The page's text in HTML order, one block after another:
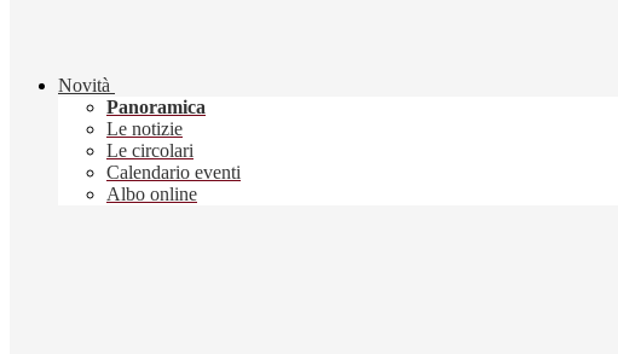
Novità
Panoramica
Le notizie
Le circolari
Calendario eventi
Albo online